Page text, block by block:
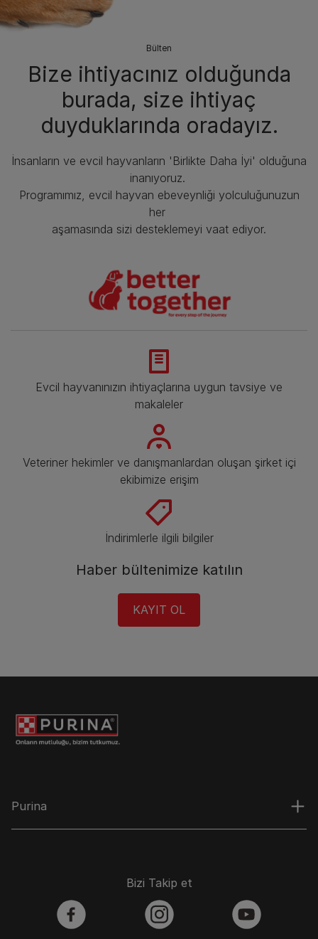
Bülten
Bize ihtiyacınız olduğunda
burada, size ihtiyaç
duyduklarında oradayız.
İnsanların ve evcil hayvanların 'Birlikte Daha İyi' olduğuna
inanıyoruz.
Programımız, evcil hayvan ebeveynliği yolculuğunuzun
her
aşamasında sizi desteklemeyi vaat ediyor.
Evcil hayvanınızın ihtiyaçlarına uygun tavsiye ve
makaleler
Veteriner hekimler ve danışmanlardan oluşan şirket içi
ekibimize erişim
İndirimlerle ilgili bilgiler​
Haber bültenimize katılın​
KAYIT OL​
Purina
Bizi Takip et
facebook instagram youtube